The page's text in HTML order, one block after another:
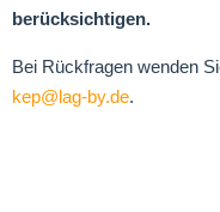
berücksichtigen.
Bei Rückfragen wenden
kep@lag-by.de.